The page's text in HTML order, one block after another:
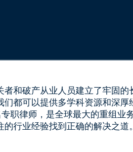
和破产从业人员建立了牢固
都可以提供多学科资源和深
职律师，是全球最大的重组业
行业经验找到正确的解决之道